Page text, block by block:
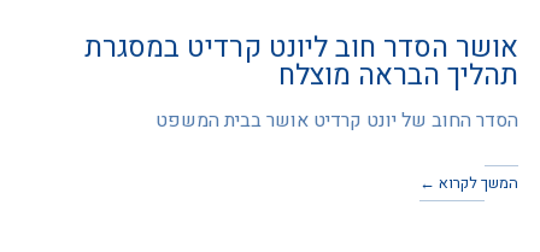
אושר הסדר חוב ליונט קרדיט במסגרת
תהליך הבראה מוצלח
הסדר החוב של יונט קרדיט אושר בבית המשפט
המשך לקרוא ←